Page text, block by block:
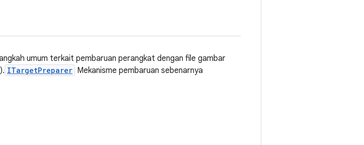
umum terkait pembaruan perangkat dengan file gambar
ITargetPreparer Mekanisme pembaruan sebenarnya